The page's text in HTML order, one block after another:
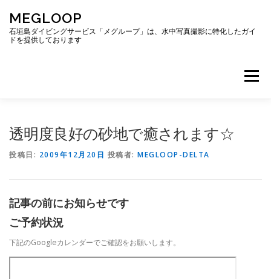
ッ
MEGLOOP
石垣島ダイビングサービス「メグループ」は、水中写真撮影に特化したガイ
ドを提供しております
メニュー
透明度良好の砂地で癒されます☆
投稿日: 2009年12月20日 投稿者: MEGLOOP-DELTA
記事の前にお知らせです
ご予約状況
下記のGoogleカレンダーでご確認をお願いします。